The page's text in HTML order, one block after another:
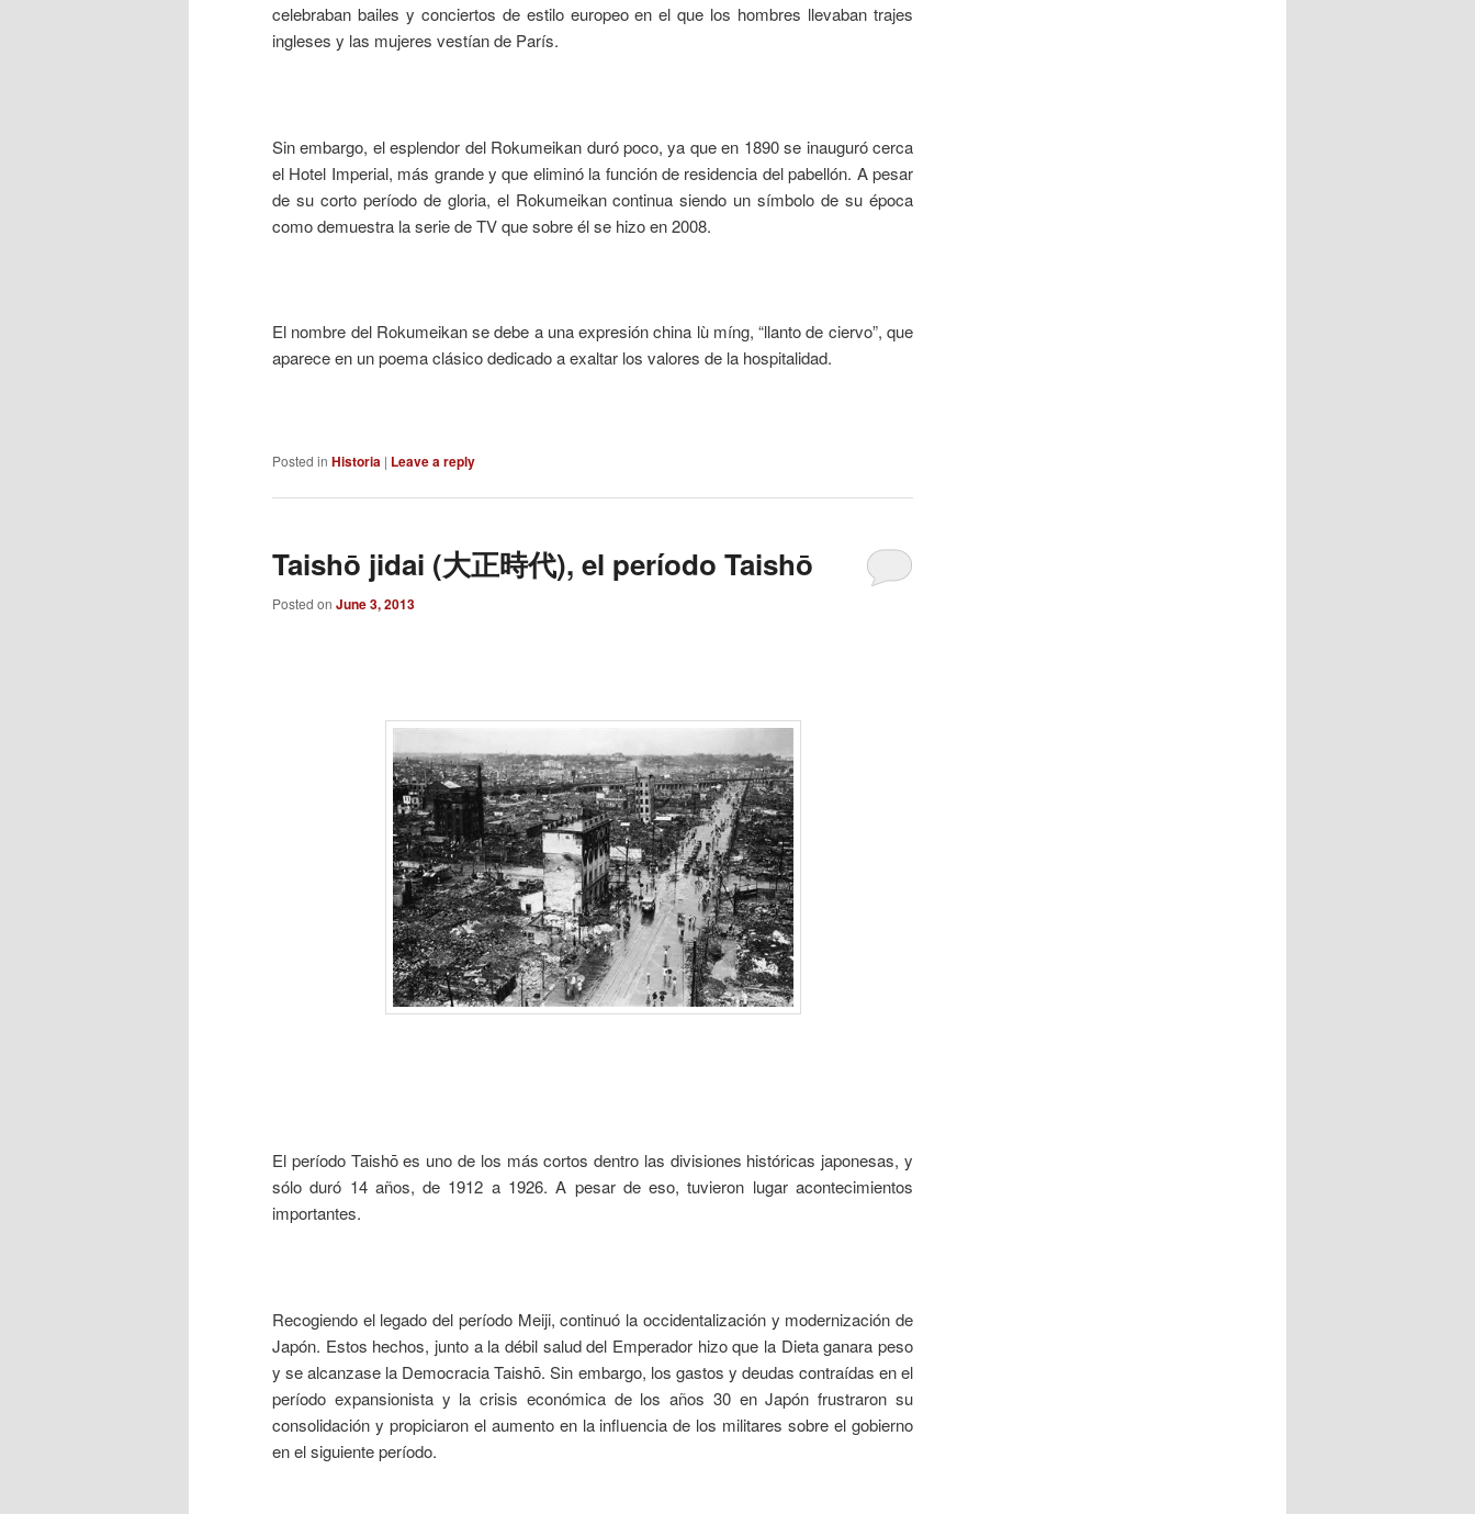
celebraban bailes y conciertos de estilo europeo en el que los hombres llevaban trajes
ingleses y las mujeres vestían de París.
Sin embargo, el esplendor del Rokumeikan duró poco, ya que en 1890 se inauguró cerca
el Hotel Imperial, más grande y que eliminó la función de residencia del pabellón. A pesar
de su corto período de gloria, el Rokumeikan continua siendo un símbolo de su época
como demuestra la serie de TV que sobre él se hizo en 2008.
El nombre del Rokumeikan se debe a una expresión china lù míng, “llanto de ciervo”, que
aparece en un poema clásico dedicado a exaltar los valores de la hospitalidad.
Posted in Historia | Leave a reply
Taishō jidai (大正時代), el período Taishō
Posted on June 3, 2013
El período Taishō es uno de los más cortos dentro las divisiones históricas japonesas, y
sólo duró 14 años, de 1912 a 1926. A pesar de eso, tuvieron lugar acontecimientos
importantes.
Recogiendo el legado del período Meiji, continuó la occidentalización y modernización de
Japón. Estos hechos, junto a la débil salud del Emperador hizo que la Dieta ganara peso
y se alcanzase la Democracia Taishō. Sin embargo, los gastos y deudas contraídas en el
período expansionista y la crisis económica de los años 30 en Japón frustraron su
consolidación y propiciaron el aumento en la influencia de los militares sobre el gobierno
en el siguiente período.